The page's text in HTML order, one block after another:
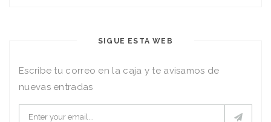
SIGUE ESTA WEB
Escribe tu correo en la caja y te avisamos de
nuevas entradas